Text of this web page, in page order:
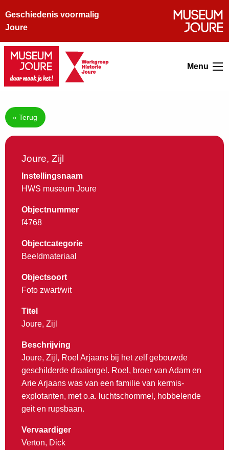
Geschiedenis voormalig
Joure
Menu
« Terug
Joure, Zijl
Instellingsnaam
HWS museum Joure
Objectnummer
f4768
Objectcategorie
Beeldmateriaal
Objectsoort
Foto zwart/wit
Titel
Joure, Zijl
Beschrijving
Joure, Zijl, Roel Arjaans bij het zelf gebouwde
geschilderde draaiorgel. Roel, broer van Adam en
Arie Arjaans was van een familie van kermis-
explotanten, met o.a. luchtschommel, hobbelende
geit en rupsbaan.
Vervaardiger
Verton, Dick